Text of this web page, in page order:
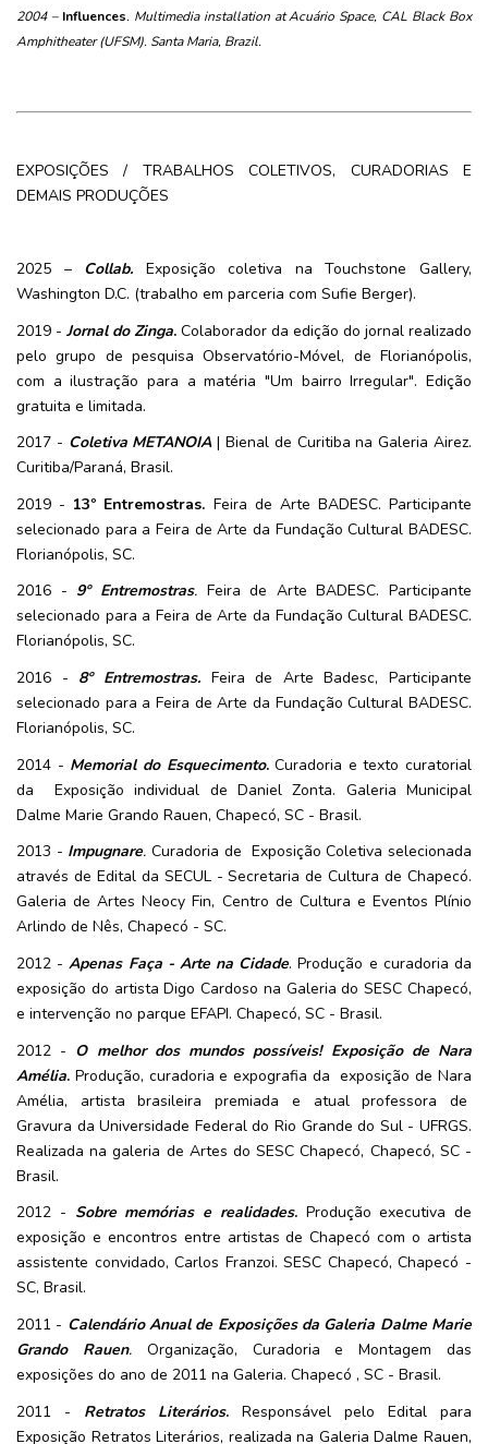
2004 – Influences. Multimedia installation at Acuário Space, CAL Black Box
Amphitheater (UFSM). Santa Maria, Brazil.
EXPOSIÇÕES / TRABALHOS COLETIVOS, CURADORIAS E
DEMAIS PRODUÇÕES
2025 – Collab. Exposição coletiva na Touchstone Gallery,
Washington D.C. (trabalho em parceria com Sufie Berger).
2019 - Jornal do Zinga. Colaborador da edição do jornal realizado
pelo grupo de pesquisa Observatório-Móvel, de Florianópolis,
com a ilustração para a matéria "Um bairro Irregular". Edição
gratuita e limitada.
2017 - Coletiva METANOIA | Bienal de Curitiba na Galeria Airez.
Curitiba/Paraná, Brasil.
2019 - 13º Entremostras. Feira de Arte BADESC. Participante
selecionado para a Feira de Arte da Fundação Cultural BADESC.
Florianópolis, SC.
2016 - 9º Entremostras.Feira de Arte BADESC. Participante
selecionado para a Feira de Arte da Fundação Cultural BADESC.
Florianópolis, SC.
2016 - 8º Entremostras. Feira de Arte Badesc, Participante
selecionado para a Feira de Arte da Fundação Cultural BADESC.
Florianópolis, SC.
2014 - Memorial do Esquecimento.Curadoria e texto curatorial
da Exposição individual de Daniel Zonta. Galeria Municipal
Dalme Marie Grando Rauen, Chapecó, SC - Brasil.
2013 - Impugnare. Curadoria de Exposição Coletiva selecionada
através de Edital da SECUL - Secretaria de Cultura de Chapecó.
Galeria de Artes Neocy Fin, Centro de Cultura e Eventos Plínio
Arlindo de Nês, Chapecó - SC.
2012 -Apenas Faça - Arte na Cidade. Produção e curadoria da
exposição do artista Digo Cardoso na Galeria do SESC Chapecó,
e intervenção no parque EFAPI. Chapecó, SC - Brasil.
2012 - O melhor dos mundos possíveis! Exposição de Nara
Amélia. Produção, curadoria e expografia da exposição de Nara
Amélia, artista brasileira premiada e atual professora de
Gravura da Universidade Federal do Rio Grande do Sul - UFRGS.
Realizada na galeria de Artes do SESC Chapecó, Chapecó, SC -
Brasil.
2012 - Sobre memórias e realidades. Produção executiva de
exposição e encontros entre artistas de Chapecó com o artista
assistente convidado, Carlos Franzoi. SESC Chapecó, Chapecó -
SC, Brasil.
2011 - Calendário Anual de Exposições da Galeria Dalme Marie
Grando Rauen. Organização, Curadoria e Montagem das
exposições do ano de 2011 na Galeria. Chapecó , SC - Brasil.
2011 - Retratos Literários. Responsável pelo Edital para
Exposição Retratos Literários, realizada na Galeria Dalme Rauen,